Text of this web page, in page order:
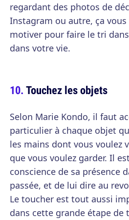
regardant des photos de
Instagram ou autre, ça vous
motiver pour faire le tri
dans votre vie.
Touchez les objets
Selon Marie Kondo, il faut
particulier à chaque objet
les mains dont vous voulez
que vous voulez garder. Il
conscience de sa présence
passée, et de lui dire au
Le toucher est tout aussi
dans cette grande étape de